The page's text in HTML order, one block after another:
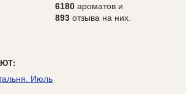
6180 ароматов и
893 отзыва на них.
Июль